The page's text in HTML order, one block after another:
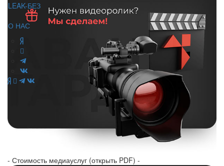
LEAK-БЕЗ
О НАС
- Стоимость медиауслуг (открыть PDF) -